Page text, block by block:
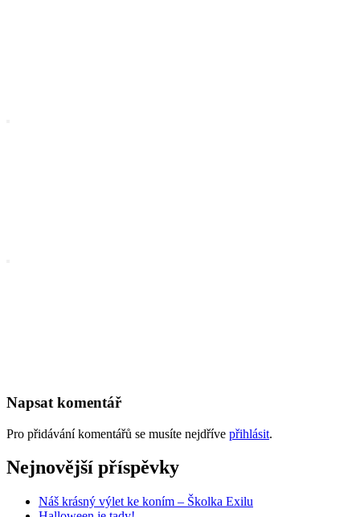
Napsat komentář
Pro přidávání komentářů se musíte nejdříve přihlásit.
Nejnovější příspěvky
Náš krásný výlet ke koním – Školka Exilu